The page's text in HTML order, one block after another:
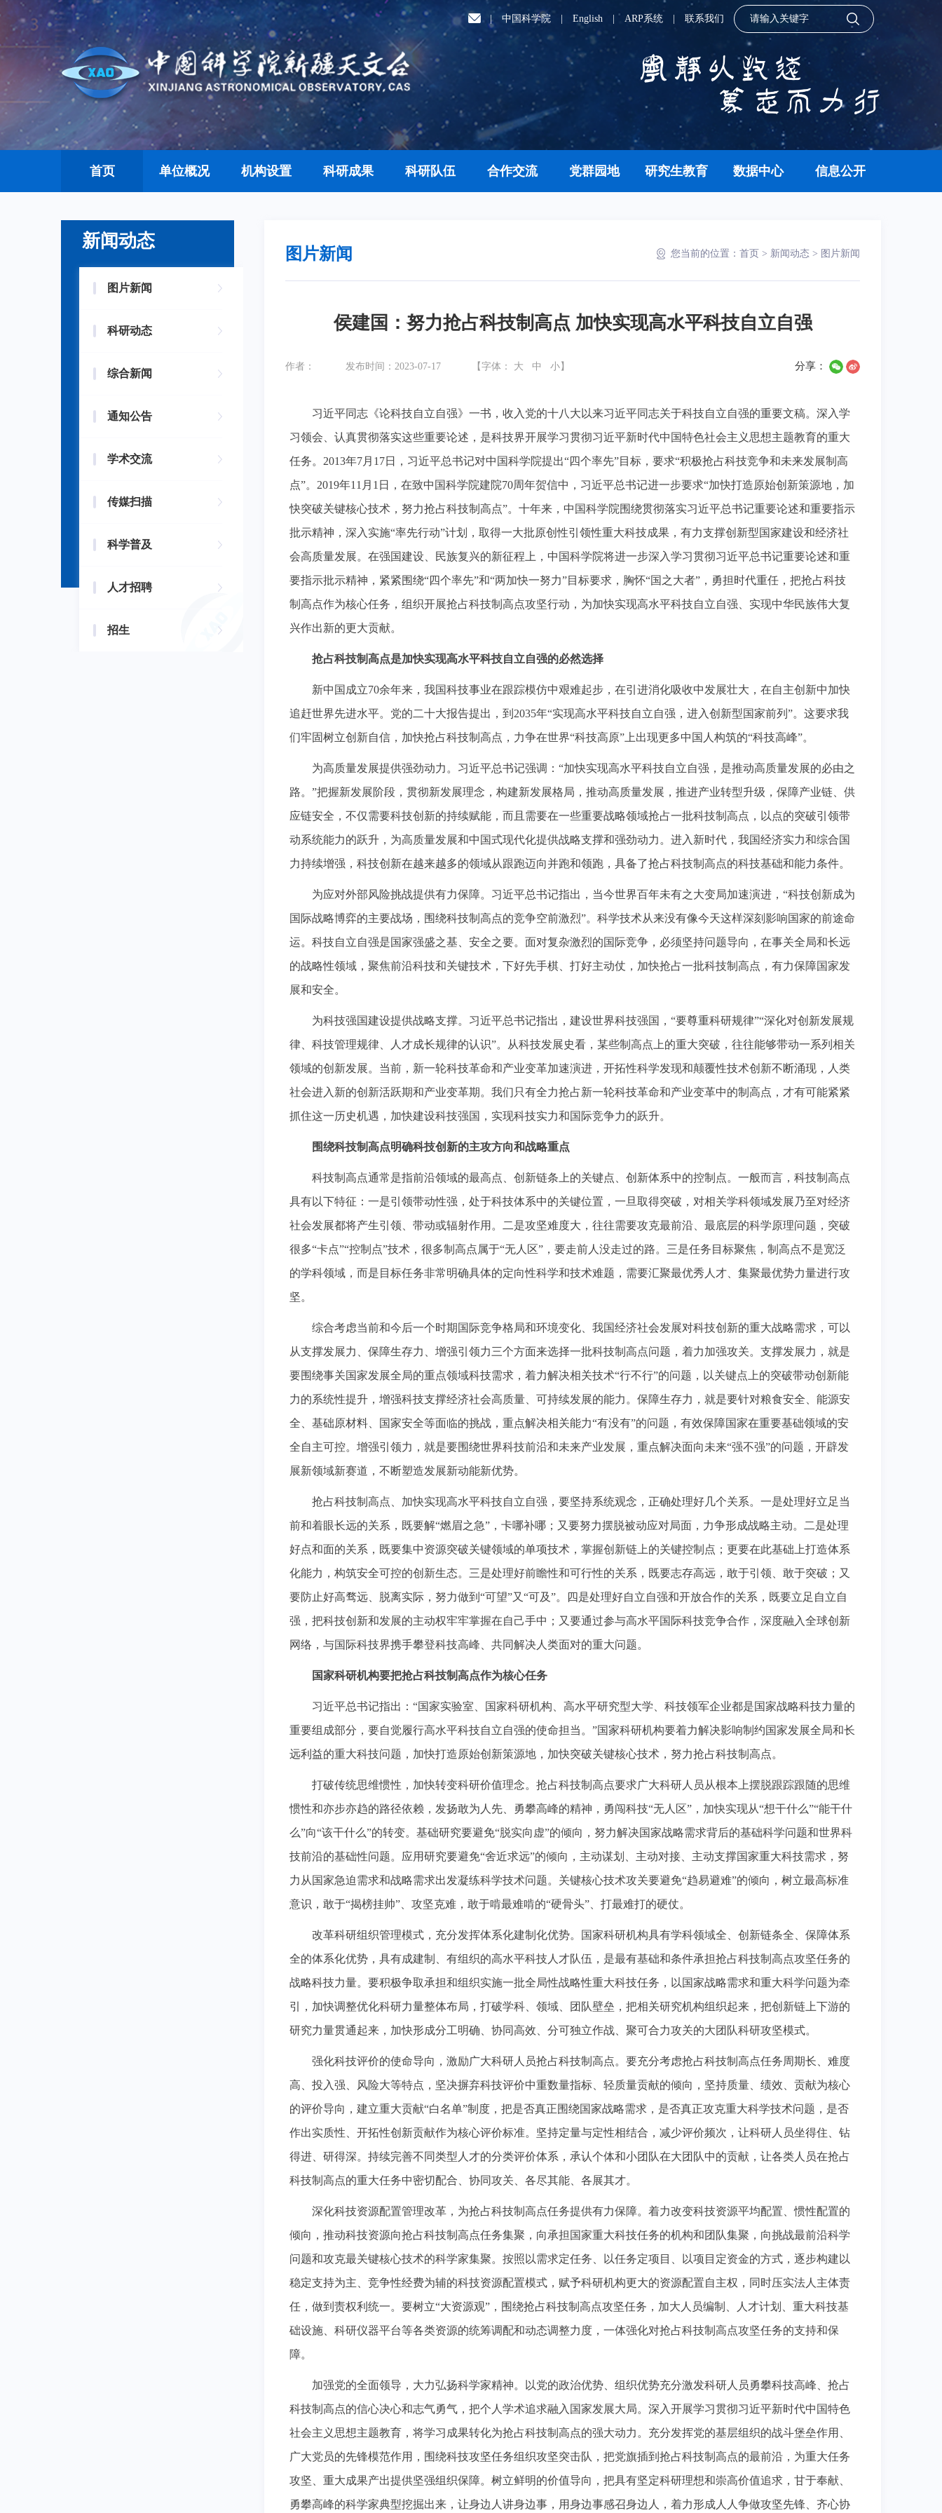
| 中国科学院 English ARP系统 联系我们
首页 单位概况 机构设置 科研成果 科研队伍 合作交流 党群园地 研究生教育 数据中心 信息公开
新闻动态
图片新闻
科研动态
综合新闻
通知公告
学术交流
传媒扫描
科学普及
人才招聘
招生
您当前的位置： 首页 > 新闻动态 > 图片新闻
图片新闻
侯建国：努力抢占科技制高点 加快实现高水平科技自立自强
作者： 发布时间：2023-07-17 【字体： 大 中 小 】 分享：
习近平同志《论科技自立自强》一书，收入党的十八大以来习近平同志关于科技自立自强的重要文稿。深入学
习领会、认真贯彻落实这些重要论述，是科技界开展学习贯彻习近平新时代中国特色社会主义思想主题教育的重大
任务。2013年7月17日，习近平总书记对中国科学院提出“四个率先”目标，要求“积极抢占科技竞争和未来发展制高
点”。2019年11月1日，在致中国科学院建院70周年贺信中，习近平总书记进一步要求“加快打造原始创新策源地，加
快突破关键核心技术，努力抢占科技制高点”。十年来，中国科学院围绕贯彻落实习近平总书记重要论述和重要指示
批示精神，深入实施“率先行动”计划，取得一大批原创性引领性重大科技成果，有力支撑创新型国家建设和经济社
会高质量发展。在强国建设、民族复兴的新征程上，中国科学院将进一步深入学习贯彻习近平总书记重要论述和重
要指示批示精神，紧紧围绕“四个率先”和“两加快一努力”目标要求，胸怀“国之大者”，勇担时代重任，把抢占科技
制高点作为核心任务，组织开展抢占科技制高点攻坚行动，为加快实现高水平科技自立自强、实现中华民族伟大复
兴作出新的更大贡献。
抢占科技制高点是加快实现高水平科技自立自强的必然选择
新中国成立70余年来，我国科技事业在跟踪模仿中艰难起步，在引进消化吸收中发展壮大，在自主创新中加快
追赶世界先进水平。党的二十大报告提出，到2035年“实现高水平科技自立自强，进入创新型国家前列”。这要求我
们牢固树立创新自信，加快抢占科技制高点，力争在世界“科技高原”上出现更多中国人构筑的“科技高峰”。
为高质量发展提供强劲动力。习近平总书记强调：“加快实现高水平科技自立自强，是推动高质量发展的必由之
路。”把握新发展阶段，贯彻新发展理念，构建新发展格局，推动高质量发展，推进产业转型升级，保障产业链、供
应链安全，不仅需要科技创新的持续赋能，而且需要在一些重要战略领域抢占一批科技制高点，以点的突破引领带
动系统能力的跃升，为高质量发展和中国式现代化提供战略支撑和强劲动力。进入新时代，我国经济实力和综合国
力持续增强，科技创新在越来越多的领域从跟跑迈向并跑和领跑，具备了抢占科技制高点的科技基础和能力条件。
为应对外部风险挑战提供有力保障。习近平总书记指出，当今世界百年未有之大变局加速演进，“科技创新成为
国际战略博弈的主要战场，围绕科技制高点的竞争空前激烈”。科学技术从来没有像今天这样深刻影响国家的前途命
运。科技自立自强是国家强盛之基、安全之要。面对复杂激烈的国际竞争，必须坚持问题导向，在事关全局和长远
的战略性领域，聚焦前沿科技和关键技术，下好先手棋、打好主动仗，加快抢占一批科技制高点，有力保障国家发
展和安全。
为科技强国建设提供战略支撑。习近平总书记指出，建设世界科技强国，“要尊重科研规律”“深化对创新发展规
律、科技管理规律、人才成长规律的认识”。从科技发展史看，某些制高点上的重大突破，往往能够带动一系列相关
领域的创新发展。当前，新一轮科技革命和产业变革加速演进，开拓性科学发现和颠覆性技术创新不断涌现，人类
社会进入新的创新活跃期和产业变革期。我们只有全力抢占新一轮科技革命和产业变革中的制高点，才有可能紧紧
抓住这一历史机遇，加快建设科技强国，实现科技实力和国际竞争力的跃升。
围绕科技制高点明确科技创新的主攻方向和战略重点
科技制高点通常是指前沿领域的最高点、创新链条上的关键点、创新体系中的控制点。一般而言，科技制高点
具有以下特征：一是引领带动性强，处于科技体系中的关键位置，一旦取得突破，对相关学科领域发展乃至对经济
社会发展都将产生引领、带动或辐射作用。二是攻坚难度大，往往需要攻克最前沿、最底层的科学原理问题，突破
很多“卡点”“控制点”技术，很多制高点属于“无人区”，要走前人没走过的路。三是任务目标聚焦，制高点不是宽泛
的学科领域，而是目标任务非常明确具体的定向性科学和技术难题，需要汇聚最优秀人才、集聚最优势力量进行攻
坚。
综合考虑当前和今后一个时期国际竞争格局和环境变化、我国经济社会发展对科技创新的重大战略需求，可以
从支撑发展力、保障生存力、增强引领力三个方面来选择一批科技制高点问题，着力加强攻关。支撑发展力，就是
要围绕事关国家发展全局的重点领域科技需求，着力解决相关技术“行不行”的问题，以关键点上的突破带动创新能
力的系统性提升，增强科技支撑经济社会高质量、可持续发展的能力。保障生存力，就是要针对粮食安全、能源安
全、基础原材料、国家安全等面临的挑战，重点解决相关能力“有没有”的问题，有效保障国家在重要基础领域的安
全自主可控。增强引领力，就是要围绕世界科技前沿和未来产业发展，重点解决面向未来“强不强”的问题，开辟发
展新领域新赛道，不断塑造发展新动能新优势。
抢占科技制高点、加快实现高水平科技自立自强，要坚持系统观念，正确处理好几个关系。一是处理好立足当
前和着眼长远的关系，既要解“燃眉之急”，卡哪补哪；又要努力摆脱被动应对局面，力争形成战略主动。二是处理
好点和面的关系，既要集中资源突破关键领域的单项技术，掌握创新链上的关键控制点；更要在此基础上打造体系
化能力，构筑安全可控的创新生态。三是处理好前瞻性和可行性的关系，既要志存高远，敢于引领、敢于突破；又
要防止好高骛远、脱离实际，努力做到“可望”又“可及”。四是处理好自立自强和开放合作的关系，既要立足自立自
强，把科技创新和发展的主动权牢牢掌握在自己手中；又要通过参与高水平国际科技竞争合作，深度融入全球创新
网络，与国际科技界携手攀登科技高峰、共同解决人类面对的重大问题。
国家科研机构要把抢占科技制高点作为核心任务
习近平总书记指出：“国家实验室、国家科研机构、高水平研究型大学、科技领军企业都是国家战略科技力量的
重要组成部分，要自觉履行高水平科技自立自强的使命担当。”国家科研机构要着力解决影响制约国家发展全局和长
远利益的重大科技问题，加快打造原始创新策源地，加快突破关键核心技术，努力抢占科技制高点。
打破传统思维惯性，加快转变科研价值理念。抢占科技制高点要求广大科研人员从根本上摆脱跟踪跟随的思维
惯性和亦步亦趋的路径依赖，发扬敢为人先、勇攀高峰的精神，勇闯科技“无人区”，加快实现从“想干什么”“能干什
么”向“该干什么”的转变。基础研究要避免“脱实向虚”的倾向，努力解决国家战略需求背后的基础科学问题和世界科
技前沿的基础性问题。应用研究要避免“舍近求远”的倾向，主动谋划、主动对接、主动支撑国家重大科技需求，努
力从国家急迫需求和战略需求出发凝练科学技术问题。关键核心技术攻关要避免“趋易避难”的倾向，树立最高标准
意识，敢于“揭榜挂帅”、攻坚克难，敢于啃最难啃的“硬骨头”、打最难打的硬仗。
改革科研组织管理模式，充分发挥体系化建制化优势。国家科研机构具有学科领域全、创新链条全、保障体系
全的体系化优势，具有成建制、有组织的高水平科技人才队伍，是最有基础和条件承担抢占科技制高点攻坚任务的
战略科技力量。要积极争取承担和组织实施一批全局性战略性重大科技任务，以国家战略需求和重大科学问题为牵
引，加快调整优化科研力量整体布局，打破学科、领域、团队壁垒，把相关研究机构组织起来，把创新链上下游的
研究力量贯通起来，加快形成分工明确、协同高效、分可独立作战、聚可合力攻关的大团队科研攻坚模式。
强化科技评价的使命导向，激励广大科研人员抢占科技制高点。要充分考虑抢占科技制高点任务周期长、难度
高、投入强、风险大等特点，坚决摒弃科技评价中重数量指标、轻质量贡献的倾向，坚持质量、绩效、贡献为核心
的评价导向，建立重大贡献“白名单”制度，把是否真正围绕国家战略需求，是否真正攻克重大科学技术问题，是否
作出实质性、开拓性创新贡献作为核心评价标准。坚持定量与定性相结合，减少评价频次，让科研人员坐得住、钻
得进、研得深。持续完善不同类型人才的分类评价体系，承认个体和小团队在大团队中的贡献，让各类人员在抢占
科技制高点的重大任务中密切配合、协同攻关、各尽其能、各展其才。
深化科技资源配置管理改革，为抢占科技制高点任务提供有力保障。着力改变科技资源平均配置、惯性配置的
倾向，推动科技资源向抢占科技制高点任务集聚，向承担国家重大科技任务的机构和团队集聚，向挑战最前沿科学
问题和攻克最关键核心技术的科学家集聚。按照以需求定任务、以任务定项目、以项目定资金的方式，逐步构建以
稳定支持为主、竞争性经费为辅的科技资源配置模式，赋予科研机构更大的资源配置自主权，同时压实法人主体责
任，做到责权利统一。要树立“大资源观”，围绕抢占科技制高点攻坚任务，加大人员编制、人才计划、重大科技基
础设施、科研仪器平台等各类资源的统筹调配和动态调整力度，一体强化对抢占科技制高点攻坚任务的支持和保
障。
加强党的全面领导，大力弘扬科学家精神。以党的政治优势、组织优势充分激发科研人员勇攀科技高峰、抢占
科技制高点的信心决心和志气勇气，把个人学术追求融入国家发展大局。深入开展学习贯彻习近平新时代中国特色
社会主义思想主题教育，将学习成果转化为抢占科技制高点的强大动力。充分发挥党的基层组织的战斗堡垒作用、
广大党员的先锋模范作用，围绕科技攻坚任务组织攻坚突击队，把党旗插到抢占科技制高点的最前沿，为重大任务
攻坚、重大成果产出提供坚强组织保障。树立鲜明的价值导向，把具有坚定科研理想和崇高价值追求，甘于奉献、
勇攀高峰的科学家典型挖掘出来，让身边人讲身边事，用身边事感召身边人，着力形成人人争做攻坚先锋、齐心协